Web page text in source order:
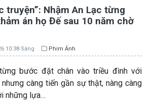
truyện”: Nhậm An Lạc từng
án họ Đế sau 10 năm chờ
10:38 Sáng Phim Ảnh
bước đặt chân vào triều đình với
càng tiến gần sự thật, nàng càng
những lựa…